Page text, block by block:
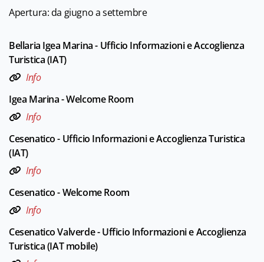
Apertura: da giugno a settembre
Bellaria Igea Marina - Ufficio Informazioni e Accoglienza
Turistica (IAT)
Info
Igea Marina - Welcome Room
Info
Cesenatico - Ufficio Informazioni e Accoglienza Turistica
(IAT)
Info
Cesenatico - Welcome Room
Info
Cesenatico Valverde - Ufficio Informazioni e Accoglienza
Turistica (IAT mobile)